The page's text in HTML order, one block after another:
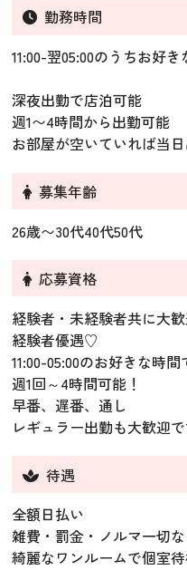
勤務時間
11:00-翌05:00のうちお好き
深夜出勤で店泊可能
週1〜4時間から出勤可能
お部屋が空いていれば当
募集年齢
26歳〜30代40代50代
応募資格
経験者・未経験者共に大
経験者優遇♡
11:00-05:00のお好きな時間
週1回～4時間可能！
早番、遅番、通し
レギュラー出勤も大歓迎
待遇
全額日払い
雑費・罰金・ノルマ一切な
綺麗なワンルームで個室